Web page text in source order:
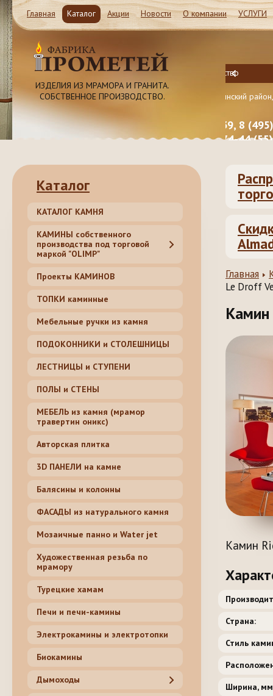
Главная Каталог Акции Новости О компании УСЛУГИ
ИЗДЕЛИЯ ИЗ МРАМОРА И ГРАНИТА.
СОБСТВЕННОЕ ПРОИЗВОДСТВО.
Магазин и Производство
Московская обл. Ленинский район, Молоково ул.
Революционная 41c1
8 (985) 999-98-39, 8 (495) 181-50-
62, 8 (499) 317-74-44 (55)
8
62, 8
Главная
Le Droff
Камин
Страна:
Стиль
Ширина,
Каталог
КАТАЛОГ КАМНЯ
КАМИНЫ собственного
производства под торговой
маркой "OLIMP"
Проекты КАМИНОВ
ТОПКИ каминные
Мебельные ручки из камня
ПОДОКОННИКИ и СТОЛЕШНИЦЫ
ЛЕСТНИЦЫ и СТУПЕНИ
ПОЛЫ и СТЕНЫ
МЕБЕЛЬ из камня (мрамор
травертин оникс)
Авторская плитка
3D ПАНЕЛИ на камне
Балясины и колонны
ФАСАДЫ из натурального камня
Мозаичные панно и Water jet
Художественная резьба по
мрамору
Турецкие хамам
Печи и печи-камины
Электрокамины и электротопки
Биокамины
Дымоходы